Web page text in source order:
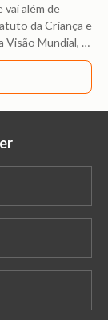
além de
da Criança e
Visão Mundial, …